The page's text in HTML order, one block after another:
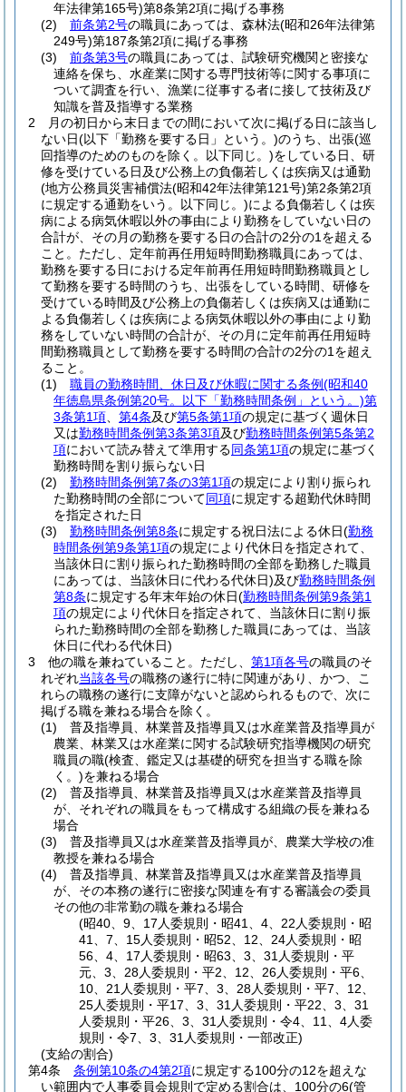
年法律第165号)第8条第2項に掲げる事務
(2)
前条第2号の職員にあっては、森林法(昭和26年法律第
249号)第187条第2項に掲げる事務
(3)
前条第3号の職員にあっては、試験研究機関と密接な
連絡を保ち、水産業に関する専門技術等に関する事項に
ついて調査を行い、漁業に従事する者に接して技術及び
知識を普及指導する業務
2
月の初日から末日までの間において次に掲げる日に該当し
ない日(以下「勤務を要する日」という。)のうち、出張(巡
回指導のためのものを除く。以下同じ。)をしている日、研
修を受けている日及び公務上の負傷若しくは疾病又は通勤
(地方公務員災害補償法(昭和42年法律第121号)第2条第2項
に規定する通勤をいう。以下同じ。)による負傷若しくは疾
病による病気休暇以外の事由により勤務をしていない日の
合計が、その月の勤務を要する日の合計の2分の1を超える
こと。 ただし、定年前再任用短時間勤務職員にあっては、
勤務を要する日における定年前再任用短時間勤務職員とし
て勤務を要する時間のうち、出張をしている時間、研修を
受けている時間及び公務上の負傷若しくは疾病又は通勤に
よる負傷若しくは疾病による病気休暇以外の事由により勤
務をしていない時間の合計が、その月に定年前再任用短時
間勤務職員として勤務を要する時間の合計の2分の1を超え
ること。
(1)
職員の勤務時間、休日及び休暇に関する条例(昭和40
年徳島県条例第20号。以下「勤務時間条例」という。)第
3条第1項
第4条及び第5条第1項の規定に基づく週休日
又は勤務時間条例第3条第3項及び勤務時間条例第5条第2
項において読み替えて準用する同条第1項の規定に基づく
勤務時間を割り振らない日
(2)
勤務時間条例第7条の3第1項の規定により割り振られ
た勤務時間の全部について同項に規定する超勤代休時間
を指定された日
(3)
勤務時間条例第8条に規定する祝日法による休日(勤務
時間条例第9条第1項の規定により代休日を指定されて、
当該休日に割り振られた勤務時間の全部を勤務した職員
にあっては、当該休日に代わる代休日)及び勤務時間条例
第8条に規定する年末年始の休日(勤務時間条例第9条第1
項の規定により代休日を指定されて、当該休日に割り振
られた勤務時間の全部を勤務した職員にあっては、当該
休日に代わる代休日)
3
他の職を兼ねていること。 ただし、 第1項各号の職員のそ
れぞれ当該各号の職務の遂行に特に関連があり、かつ、こ
れらの職務の遂行に支障がないと認められるもので、次に
掲げる職を兼ねる場合を除く。
(1)
普及指導員、林業普及指導員又は水産業普及指導員が
農業、林業又は水産業に関する試験研究指導機関の研究
職員の職(検査、鑑定又は基礎的研究を担当する職を除
く。)を兼ねる場合
(2)
普及指導員、林業普及指導員又は水産業普及指導員
が、それぞれの職員をもって構成する組織の長を兼ねる
場合
(3)
普及指導員又は水産業普及指導員が、農業大学校の准
教授を兼ねる場合
(4)
普及指導員、林業普及指導員又は水産業普及指導員
が、その本務の遂行に密接な関連を有する審議会の委員
その他の非常勤の職を兼ねる場合
(昭40、9、17人委規則・昭41、4、22人委規則・昭
41、7、15人委規則・昭52、12、24人委規則・昭
56、4、17人委規則・昭63、3、31人委規則・平
元、3、28人委規則・平2、12、26人委規則・平6、
10、21人委規則・平7、3、28人委規則・平7、12、
25人委規則・平17、3、31人委規則・平22、3、31
人委規則・平26、3、31人委規則・令4、11、4人委
規則・令7、3、31人委規則・一部改正)
(支給の割合)
第4条
条例第10条の4第2項に規定する100分の12を超えな
い範囲内で人事委員会規則で定める割合は、100分の6(管